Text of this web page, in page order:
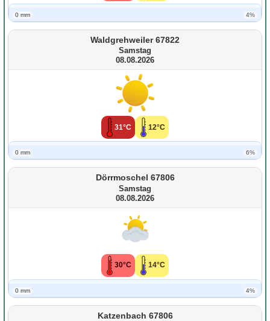
0 mm 4%
Waldgrehweiler 67822
Samstag
08.08.2026
31°C 12°C
0 mm 6%
Dörrmoschel 67806
Samstag
08.08.2026
30°C 14°C
0 mm 4%
Katzenbach 67806